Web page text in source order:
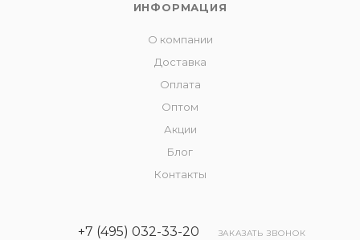
ИНФОРМАЦИЯ
О компании
Доставка
Оплата
Оптом
Акции
Блог
Контакты
+7 (495) 032-33-20 ЗАКАЗАТЬ ЗВОНОК